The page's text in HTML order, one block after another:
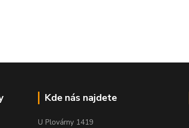
Kde nás najdete
U Plovárny 1419